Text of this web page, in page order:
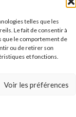
telles que les
Le fait de consentir à
que le comportement de
ou de retirer son
et fonctions.
Voir les préférences